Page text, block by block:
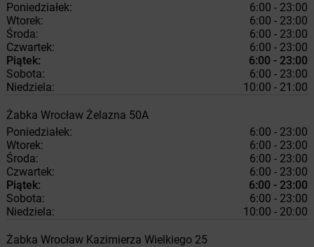
Poniedziałek:
6:00 - 23:00
Wtorek:
6:00 - 23:00
Środa:
6:00 - 23:00
Czwartek:
6:00 - 23:00
Piątek:
6:00 - 23:00
Sobota:
6:00 - 23:00
Niedziela:
10:00 - 21:00
Żabka Wrocław Żelazna 50A
Poniedziałek:
6:00 - 23:00
Wtorek:
6:00 - 23:00
Środa:
6:00 - 23:00
Czwartek:
6:00 - 23:00
Piątek:
6:00 - 23:00
Sobota:
6:00 - 23:00
Niedziela:
10:00 - 20:00
Żabka Wrocław Kazimierza Wielkiego 25